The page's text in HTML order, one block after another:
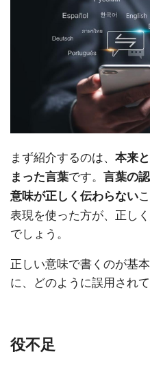
まず紹介するのは、 本来
まった言葉です。 言葉の
意味が正しく伝わらない
表現を使った方が、正し
でしょう。
正しい意味で書くのが基
に、どのように誤用され
役不足